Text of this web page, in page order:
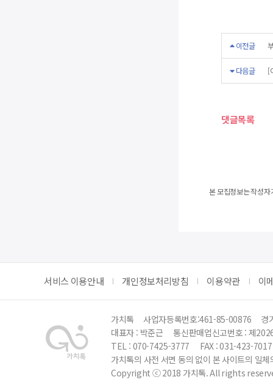
이전글
다음글 [
댓글목록
본 모집정보는 작성자
서비스 이용안내 개인정보처리방침 이용약관 이
가치톡 사업자등록번호:461-85-00876
경
대표자 : 박준근
통신판매업신고번호 : 제
TEL : 070-7425-3777
FAX : 031-423-7017
가치톡의 사전 서면 동의 없이 본 사이트의 일
Copyright ⓒ 2018 가치톡. All rights